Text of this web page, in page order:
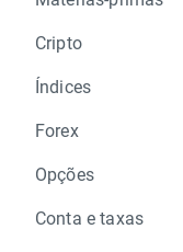
Cripto
Índices
Forex
Opções
Conta e taxas